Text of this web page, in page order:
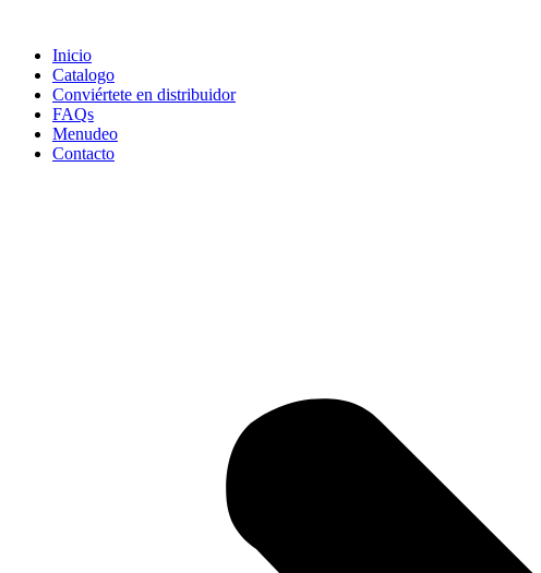
contenido
Inicio
Catalogo
Conviértete en distribuidor
FAQs
Menudeo
Contacto